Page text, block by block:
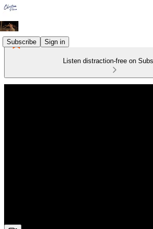
Subscribe Sign in
Listen distraction-free on